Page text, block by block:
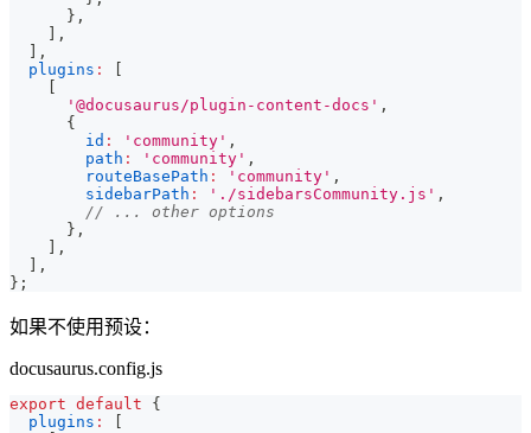
} ,
,
,
plugins :
'@docusaurus/plugin-content-docs' ,
{
id : 'community' ,
path : 'community' ,
routeBasePath : 'community' ,
sidebarPath : './sidebarsCommunity.js' ,
// ... other options
} ,
,
,
} ;
如果不使用预设：
docusaurus.config.js
export default
{
plugins :